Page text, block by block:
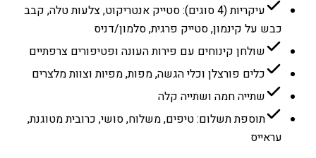
עיקריות (4 סוגים): סטייק אנטריקוט, צלעות טלה, קבב
כבש על קינמון, סטייק פרגית, סלמון/דניס
שולחן קינוחים עם פירות העונה ופטיפורים צרפתיים
כלים פורצלן וכלי הגשה, מפות, מפיות וצוות מלצרים
שתייה חמה ושתייה קלה
תוספת תשלום: טיפים, משלוח, סושי, כרובית מטוגנת,
עראייס